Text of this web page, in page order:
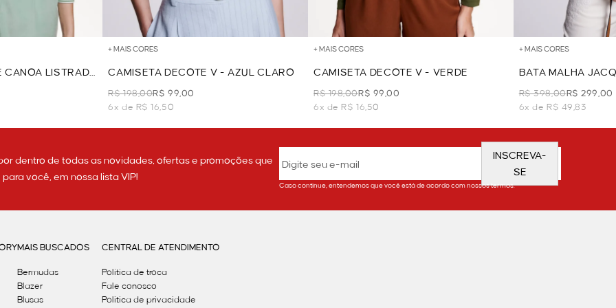
CANOA LISTRADA
+ MAIS CORES
CAMISETA DECOTE V - AZUL CLARO
R$ 198,00R$ 99,00
6x de R$ 16,50
+ MAIS CORES
CAMISETA DECOTE V - VERDE
R$ 198,00R$ 99,00
6x de R$ 16,50
+ MAIS CORES
BATA MALHA
CLARO
R$ 398,00R$ 299,00
6x de R$ 49,83
dentro de todas as novidades, ofertas e promoções que
você, em nossa lista VIP!
INSCREVA-
SE
Caso continue, entendemos que você está de acordo com nossos termos.
MAIS BUSCADOS
Bermudas
Blazer
Blusas
CENTRAL DE ATENDIMENTO
Política de troca
Fale conosco
Politica de privacidade